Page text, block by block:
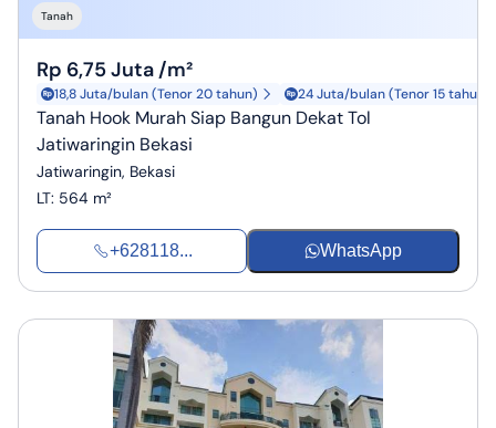
Tanah
Rp 6,75 Juta /m²
18,8 Juta/bulan (Tenor 20 tahun) 24 Juta/bulan (Tenor 15 tahun)
Tanah Hook Murah Siap Bangun Dekat Tol
Jatiwaringin Bekasi
Jatiwaringin, Bekasi
LT: 564 m²
+628118... WhatsApp